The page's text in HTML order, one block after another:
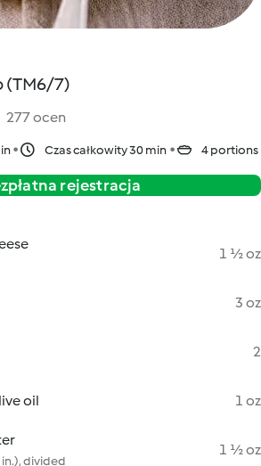
(TM6/7)
277 ocen
Czas całkowity 30 min 4 portions
rejestracja
1 ½ oz
3 oz
2
oil 1 oz
divided
1 ½ oz